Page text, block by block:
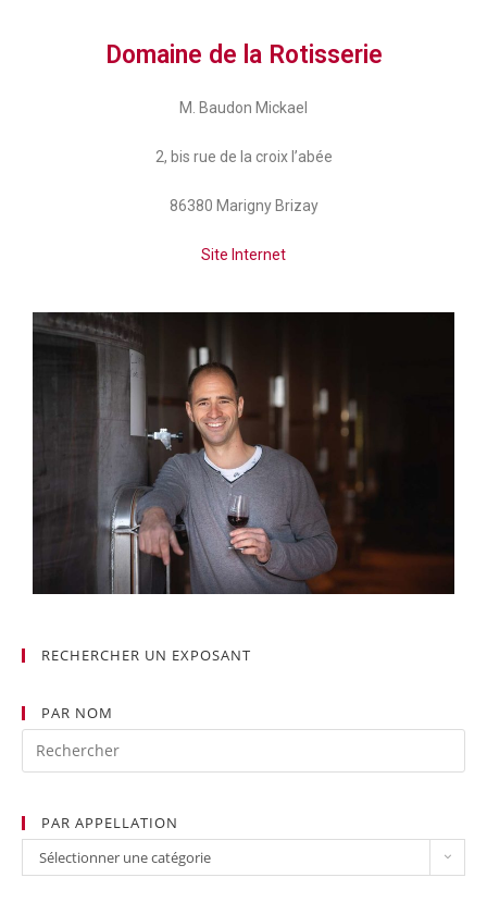
Domaine de la Rotisserie
M. Baudon Mickael
2, bis rue de la croix l’abée
86380 Marigny Brizay
Site Internet
RECHERCHER UN EXPOSANT
PAR NOM
PAR APPELLATION
Sélectionner une catégorie